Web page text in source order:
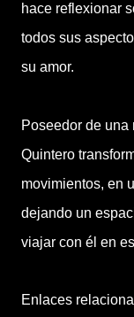
hace reflexionar
todos sus
su amor.
Poseedor de una
Quintero
movimientos, en
dejando un
viajar con él en
Enlaces